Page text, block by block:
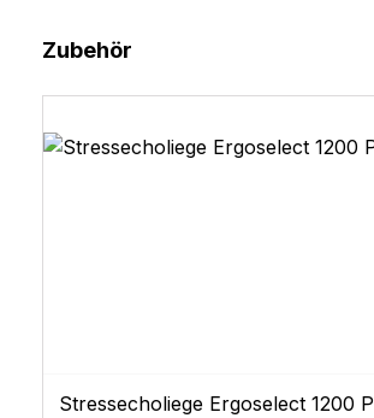
Produktgalerie überspringen
Zubehör
Stressecholiege Ergoselect 1200 P